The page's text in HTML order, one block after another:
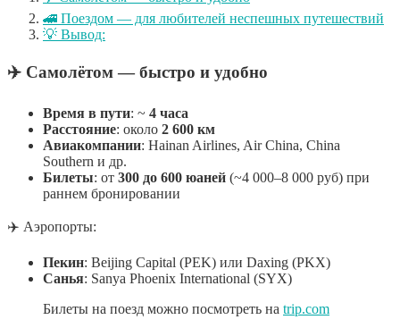
🚄 Поездом — для любителей неспешных путешествий
💡 Вывод:
✈️ Самолётом — быстро и удобно
Время в пути: ~ 4 часа
Расстояние: около 2 600 км
Авиакомпании: Hainan Airlines, Air China, China
Southern и др.
Билеты: от 300 до 600 юаней (~4 000–8 000 руб) при
раннем бронировании
✈️ Аэропорты:
Пекин: Beijing Capital (PEK) или Daxing (PKX)
Санья: Sanya Phoenix International (SYX)
Билеты на поезд можно посмотреть на trip.com